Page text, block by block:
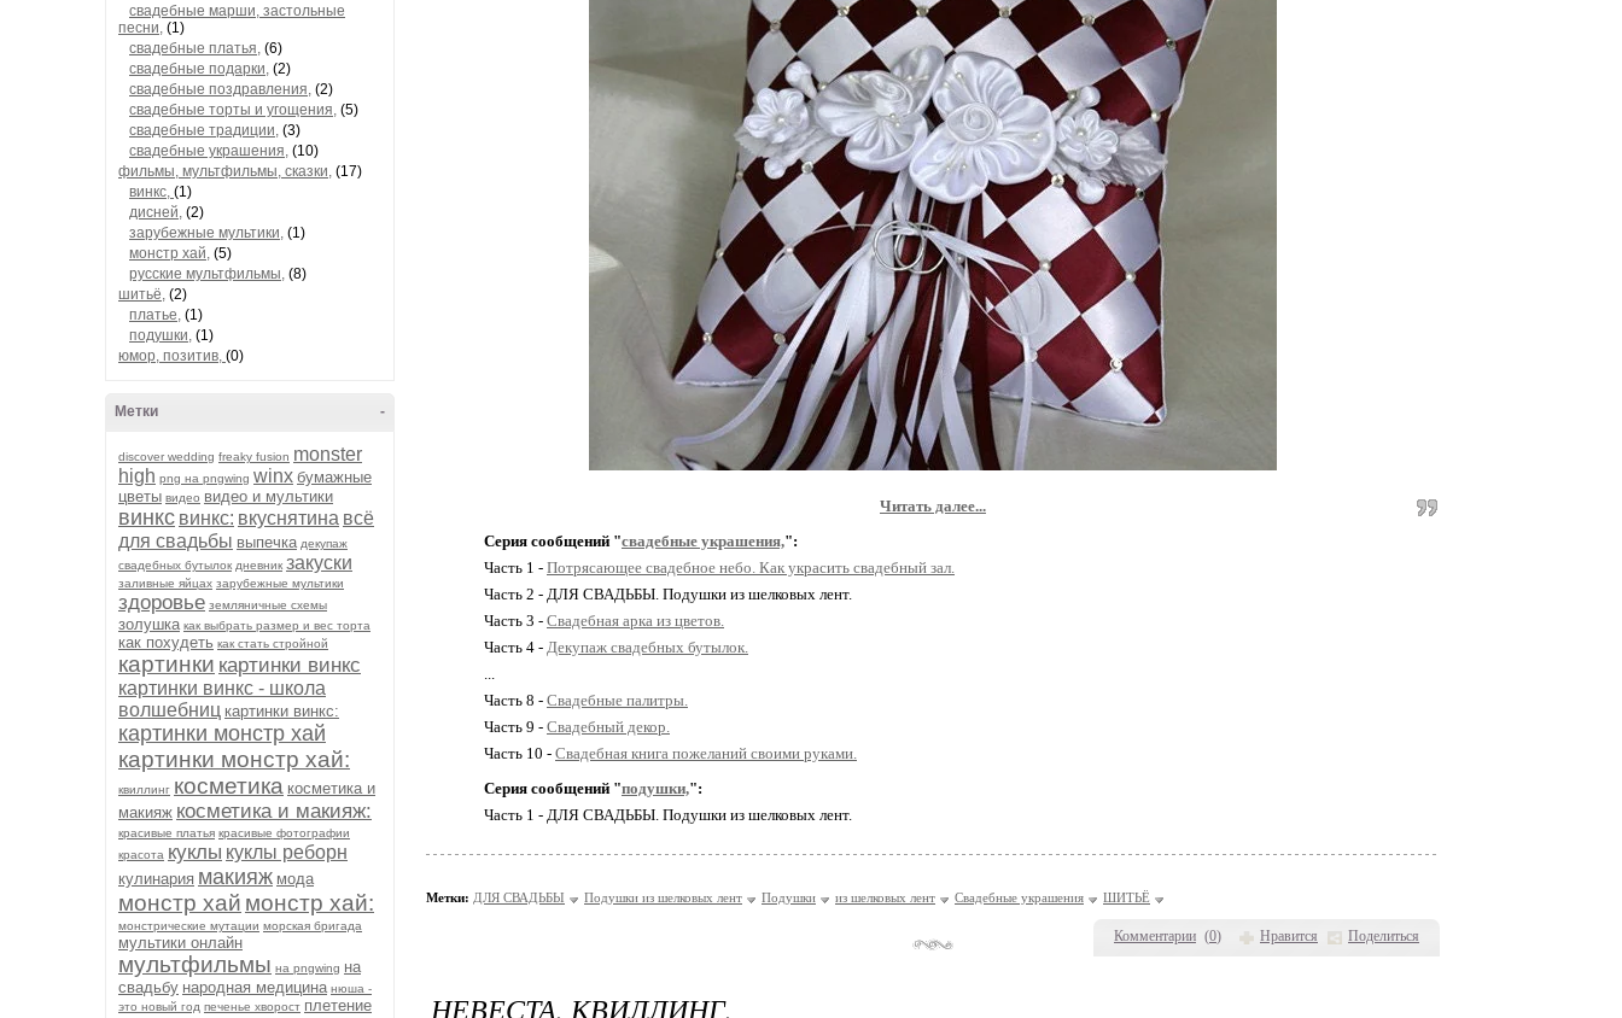
свадебные марши, застольные
песни, (1)
свадебные платья, (6)
свадебные подарки, (2)
свадебные поздравления, (2)
свадебные торты и угощения, (5)
свадебные традиции, (3)
свадебные украшения, (10)
фильмы, мультфильмы, сказки, (17)
винкс, (1)
дисней, (2)
зарубежные мультики, (1)
монстр хай, (5)
русские мультфильмы, (8)
шитьё, (2)
платье, (1)
подушки, (1)
юмор, позитив, (0)
-
Метки
discover wedding freaky fusion monster
high png на pngwing winx бумажные
цветы видео видео и мультики
винкс винкс: вкуснятина всё
для свадьбы выпечка декупаж
свадебных бутылок дневник закуски
заливные яйцах зарубежные мультики
здоровье земляничные схемы
золушка как выбрать размер и вес торта
как похудеть как стать стройной
картинки картинки винкс
картинки винкс - школа
волшебниц картинки винкс:
картинки монстр хай
картинки монстр хай:
квиллинг косметика косметика и
макияж косметика и макияж:
красивые платья красивые фотографии
красота куклы куклы реборн
кулинария макияж мода
монстр хай монстр хай:
монстрические мутации морская бригада
мультики онлайн
мультфильмы на pngwing на
свадьбу народная медицина нюша -
это новый год печенье хворост плетение
Комментарии (0) Нравится Поделиться
Читать далее...
Серия сообщений "свадебные украшения,":
Часть 1 - Потрясающее свадебное небо. Как украсить свадебный зал.
Часть 2 - ДЛЯ СВАДЬБЫ. Подушки из шелковых лент.
Часть 3 - Свадебная арка из цветов.
Часть 4 - Декупаж свадебных бутылок.
...
Часть 8 - Свадебные палитры.
Часть 9 - Свадебный декор.
Часть 10 - Свадебная книга пожеланий своими руками.
Серия сообщений "подушки,":
Часть 1 - ДЛЯ СВАДЬБЫ. Подушки из шелковых лент.
Метки: ДЛЯ СВАДЬБЫ Подушки из шелковых лент Подушки из шелковых лент Свадебные украшения ШИТЬЁ
НЕВЕСТА. КВИЛЛИНГ.